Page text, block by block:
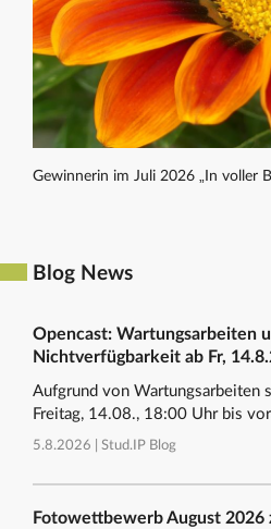
Gewinnerin im Juli 2026 „In voller
Blog News
Opencast: Wartungsarbeiten
Nichtverfügbarkeit ab Fr,
Aufgrund von Wartungsarbeiten
Freitag, 14.08., 18:00 Uhr bis
5.8.2026 | Stud.IP Blog
Fotowettbewerb August 2026